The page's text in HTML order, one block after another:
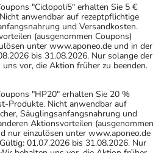
"Ciclopoli5" erhalten Sie 5 €
anwendbar auf rezeptpflichtige
und Versandkosten.
(ausgenommen Coupons)
unter www.aponeo.de und in der
bis 31.08.2026. Nur solange der
vor, die Aktion früher zu beenden.
"HP20" erhalten Sie 20 %
Produkte. Nicht anwendbar auf
Säuglingsanfangsnahrung und
Aktionsvorteilen (ausgenommen
nur einzulösen unter www.aponeo.de
01.07.2026 bis 31.08.2026. Nur